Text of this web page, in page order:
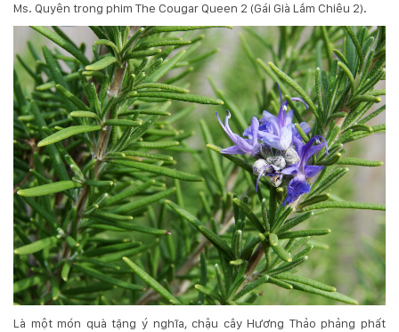
Hotline
:
0931.914.968
hoasenvietdn@gmail.com
573
Nguyễn
Hữu
Thọ
-
Ms. Quyên trong phim The Cougar Queen 2 (Gái Già Lắm Chiêu 2).
Là một món quà tặng ý nghĩa, chậu cây Hương Thảo phảng phất